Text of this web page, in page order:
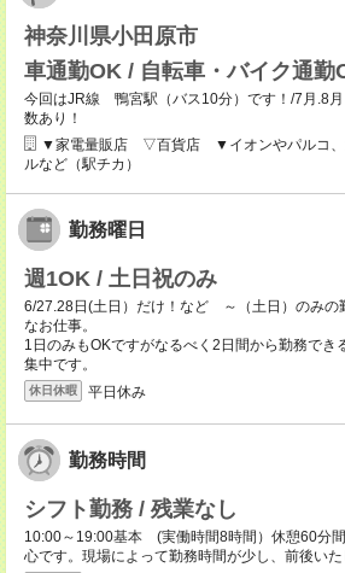
神奈川県小田原市
車通勤OK / 自転車・バイク通勤
今回はJR線 鴨宮駅（バス10分）です！/7月.8
数あり！
▼家電量販店 ▽百貨店 ▼イオンやパルコ、
ルなど（駅チカ）
勤務曜日
週1OK / 土日祝のみ
6/27.28日(土日）だけ！など ～（土日）のみの
なお仕事。
1日のみもOKですがなるべく2日間から勤務でき
集中です。
休日休暇 平日休み
勤務時間
シフト勤務 / 残業なし
10:00～19:00基本 (実働時間8時間）休憩60分
心です。現場によって勤務時間が少し、前後いた